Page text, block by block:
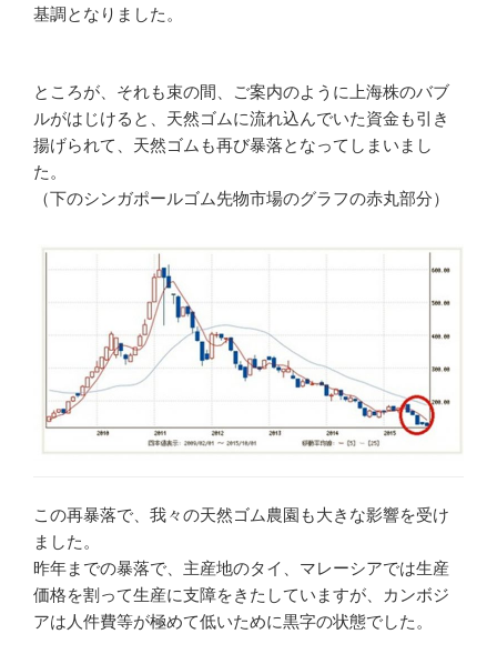
基調となりました。
ところが、それも束の間、ご案内のように上海株のバブ
ルがはじけると、天然ゴムに流れ込んでいた資金も引き
揚げられて、天然ゴムも再び暴落となってしまいまし
た。
（下のシンガポールゴム先物市場のグラフの赤丸部分）
この再暴落で、我々の天然ゴム農園も大きな影響を受け
ました。
昨年までの暴落で、主産地のタイ、マレーシアでは生産
価格を割って生産に支障をきたしていますが、カンボジ
アは人件費等が極めて低いために黒字の状態でした。